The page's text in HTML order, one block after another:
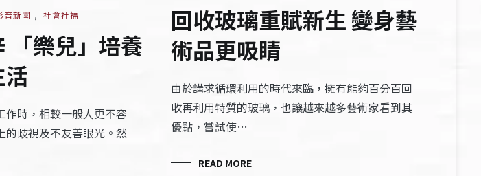
音新聞 , 社會社福
「樂兒」培養
作時，相較一般人更不容
的歧視及不友善眼光。然
回收玻璃重賦新生 變身藝
術品更吸睛
由於講求循環利用的時代來臨，擁有能夠百分百回
收再利用特質的玻璃，也讓越來越多藝術家看到其
優點，嘗試使…
READ MORE